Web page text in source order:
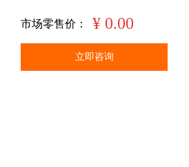
市场零售价： ¥ 0.00
立即咨询